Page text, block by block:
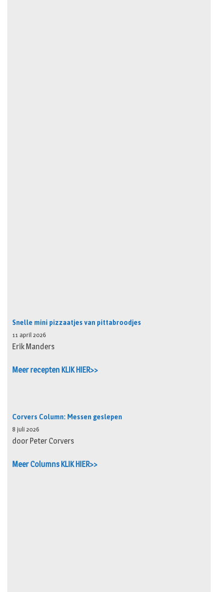
Snelle mini pizzaatjes van pittabroodjes
11 april 2026
Erik Manders
Meer recepten KLIK HIER>>
Corvers Column: Messen geslepen
8 juli 2026
door Peter Corvers
Meer Columns KLIK HIER>>